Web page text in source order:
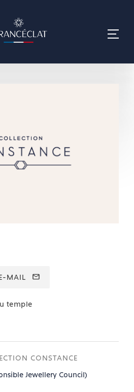
MAIL
temple
CONSTANCE
Jewellery Council)